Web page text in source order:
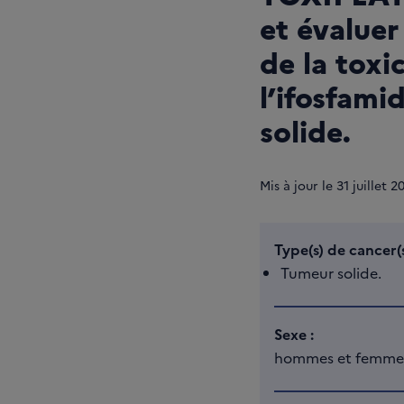
et
de la
solide.
Mis à jour le 31 juillet
Type(s) de
Tumeur solide.
Sexe :
hommes et